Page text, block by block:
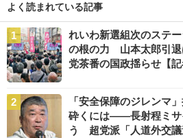
よく読まれている記事
れいわ新選組次のステ
の根の力 山本太郎引
党茶番の国政揺らせ【記
「安全保障のジレンマ
砕くには――長射程ミサ
う 超党派「人道外交議